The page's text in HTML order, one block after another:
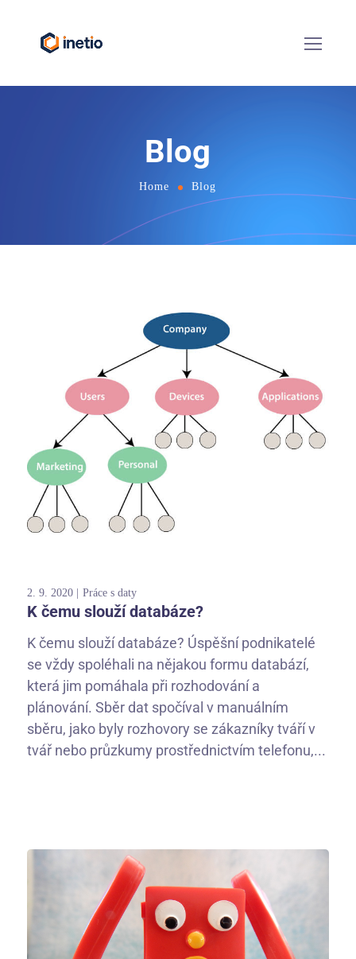
Blog
Home Blog
2. 9. 2020 Práce s daty
K čemu slouží databáze?
K čemu slouží databáze? Úspěšní podnikatelé
se vždy spoléhali na nějakou formu databází,
která jim pomáhala při rozhodování a
plánování. Sběr dat spočíval v manuálním
sběru, jako byly rozhovory se zákazníky tváří v
tvář nebo průzkumy prostřednictvím telefonu,...